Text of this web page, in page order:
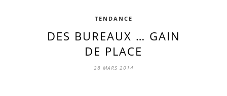
TENDANCE
DES BUREAUX … GAIN
DE PLACE
28 MARS 2014